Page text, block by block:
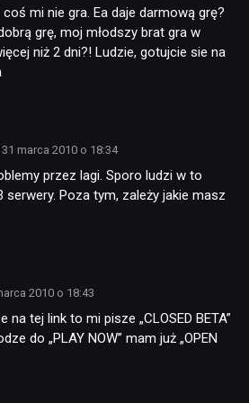
coś mi nie gra. Ea daje darmową grę?
grę, moj młodszy brat gra w
niż 2 dni?! Ludzie, gotujcie sie na
31 marca 2010 o 18:34
przez lagi. Sporo ludzi w to
serwery. Poza tym, zależy jakie masz
2010 o 18:43
na tej link to mi pisze „CLOSED BETA”
do „PLAY NOW” mam już „OPEN